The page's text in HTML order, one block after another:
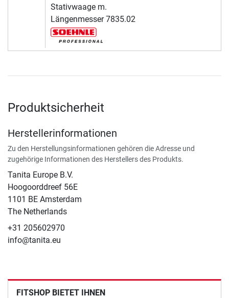
Stativwaage m.
Längenmesser 7835.02
Produktsicherheit
Herstellerinformationen
Zu den Herstellungsinformationen gehören die Adresse und
zugehörige Informationen des Herstellers des Produkts.
Tanita Europe B.V.
Hoogoorddreef 56E
1101 BE Amsterdam
The Netherlands
+31 205602970
info@tanita.eu
FITSHOP BIETET IHNEN